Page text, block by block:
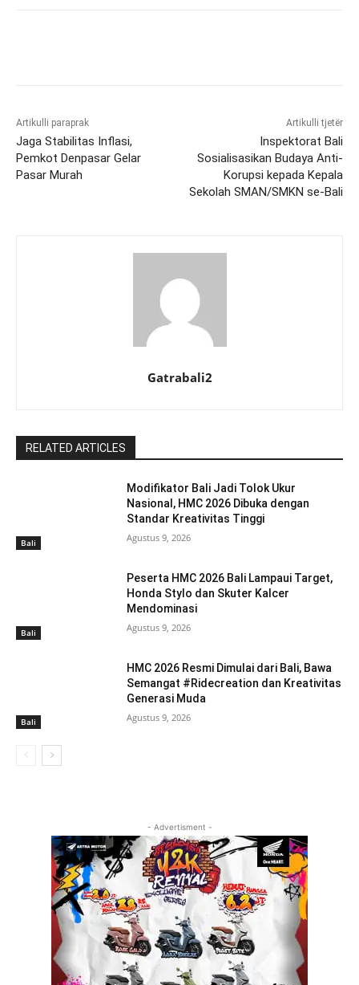
Artikulli paraprak
Jaga Stabilitas Inflasi,
Pemkot Denpasar Gelar
Pasar Murah
Artikulli tjetër
Inspektorat Bali
Sosialisasikan Budaya Anti-
Korupsi kepada Kepala
Sekolah SMAN/SMKN se-Bali
Gatrabali2
RELATED ARTICLES
Bali
Modifikator Bali Jadi Tolok Ukur
Nasional, HMC 2026 Dibuka dengan
Standar Kreativitas Tinggi
Agustus 9, 2026
Bali
Peserta HMC 2026 Bali Lampaui Target,
Honda Stylo dan Skuter Kalcer
Mendominasi
Agustus 9, 2026
Bali
HMC 2026 Resmi Dimulai dari Bali, Bawa
Semangat #Ridecreation dan Kreativitas
Generasi Muda
Agustus 9, 2026
- Advertisment -